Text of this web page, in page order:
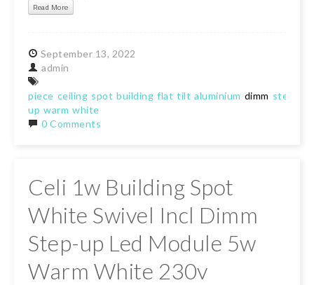
Read More
September 13, 2022
admin
piece ceiling spot building flat tilt aluminium dimm step-
up warm white
0 Comments
Celi 1w Building Spot
White Swivel Incl Dimm
Step-up Led Module 5w
Warm White 230v